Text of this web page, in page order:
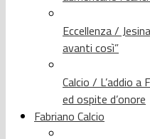
Eccellenza /
avanti così”
Calcio / L’addio a
ed ospite d’onore
Fabriano Calcio